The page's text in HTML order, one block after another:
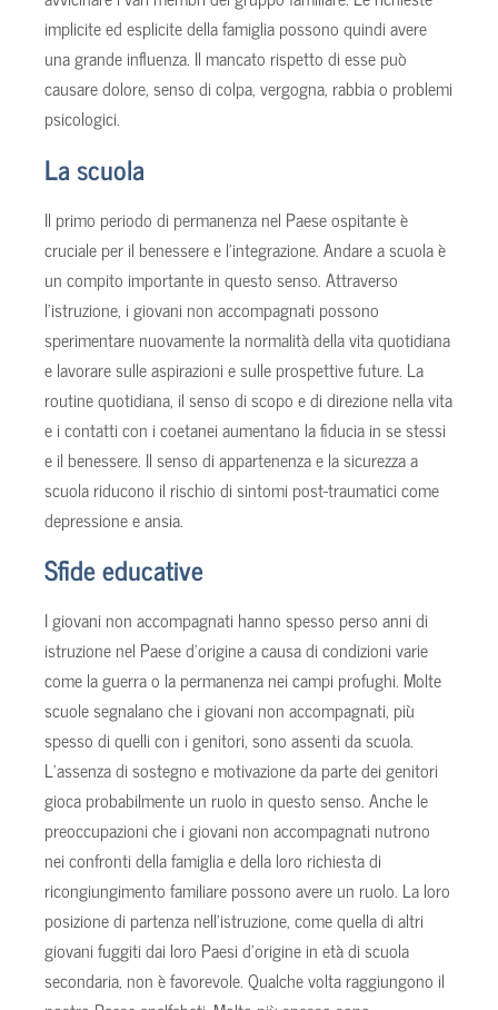
implicite ed esplicite della famiglia possono quindi avere
una grande influenza. Il mancato rispetto di esse può
causare dolore, senso di colpa, vergogna, rabbia o problemi
psicologici.
La scuola
Il primo periodo di permanenza nel Paese ospitante è
cruciale per il benessere e l’integrazione. Andare a scuola è
un compito importante in questo senso. Attraverso
l’istruzione, i giovani non accompagnati possono
sperimentare nuovamente la normalità della vita quotidiana
e lavorare sulle aspirazioni e sulle prospettive future. La
routine quotidiana, il senso di scopo e di direzione nella vita
e i contatti con i coetanei aumentano la fiducia in se stessi
e il benessere. Il senso di appartenenza e la sicurezza a
scuola riducono il rischio di sintomi post-traumatici come
depressione e ansia.
Sfide educative
I giovani non accompagnati hanno spesso perso anni di
istruzione nel Paese d’origine a causa di condizioni varie
come la guerra o la permanenza nei campi profughi. Molte
scuole segnalano che i giovani non accompagnati, più
spesso di quelli con i genitori, sono assenti da scuola.
L’assenza di sostegno e motivazione da parte dei genitori
gioca probabilmente un ruolo in questo senso. Anche le
preoccupazioni che i giovani non accompagnati nutrono
nei confronti della famiglia e della loro richiesta di
ricongiungimento familiare possono avere un ruolo. La loro
posizione di partenza nell’istruzione, come quella di altri
giovani fuggiti dai loro Paesi d’origine in età di scuola
secondaria, non è favorevole. Qualche volta raggiungono il